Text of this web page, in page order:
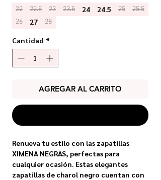
22 22.5 23 23.5 24 24.5 25
25.5
26
27 28
Cantidad *
AGREGAR AL CARRITO
Renueva tu estilo con las zapatillas
XIMENA NEGRAS, perfectas para
cualquier ocasión. Estas elegantes
zapatillas de charol negro cuentan con